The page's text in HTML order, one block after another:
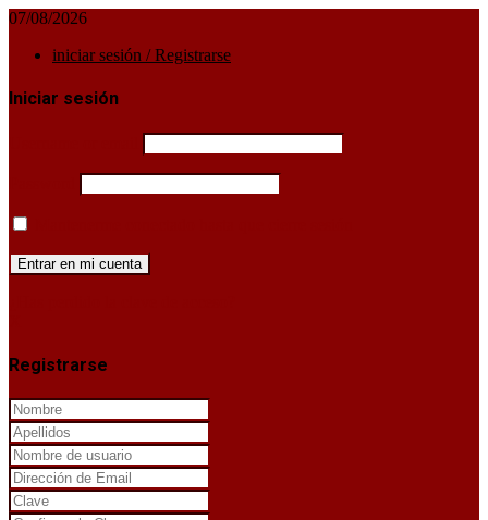
07/08/2026
iniciar sesión / Registrarse
Iniciar sesión
Registrarse